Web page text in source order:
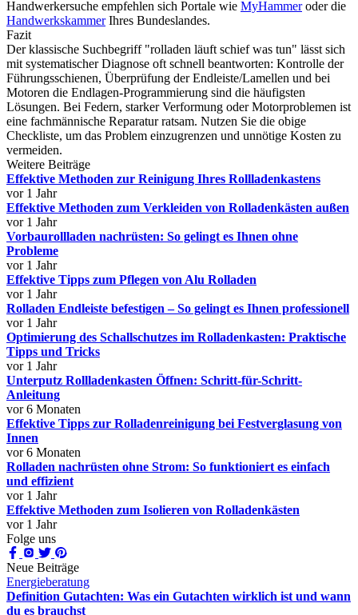
Handwerkersuche empfehlen sich Portale wie MyHammeroder die
HandwerkskammerIhres Bundeslandes.
Fazit
Der klassische Suchbegriff "rolladen läuft schief was tun" lässt sich
mit systematischer Diagnose oft schnell beantworten: Kontrolle der
Führungsschienen, Überprüfung der Endleiste/Lamellen und bei
Motoren die Endlagen-Programmierung sind die häufigsten
Lösungen. Bei Federn, starker Verformung oder Motorproblemen ist
eine fachmännische Reparatur ratsam. Nutzen Sie die obige
Checkliste, um das Problem einzugrenzen und unnötige Kosten zu
vermeiden.
Weitere Beiträge
Effektive Methoden zur Reinigung Ihres Rollladenkastens
vor 1 Jahr
Effektive Methoden zum Verkleiden von Rolladenkästen außen
vor 1 Jahr
Vorbaurollladen nachrüsten: So gelingt es Ihnen ohne
Probleme
vor 1 Jahr
Effektive Tipps zum Pflegen von Alu Rolladen
vor 1 Jahr
Rolladen Endleiste befestigen – So gelingt es Ihnen professionell
vor 1 Jahr
Optimierung des Schallschutzes im Rolladenkasten: Praktische
Tipps und Tricks
vor 1 Jahr
Unterputz Rollladenkasten Öffnen: Schritt-für-Schritt-
Anleitung
vor 6 Monaten
Effektive Tipps zur Rolladenreinigung bei Festverglasung von
Innen
vor 6 Monaten
Rolladen nachrüsten ohne Strom: So funktioniert es einfach
und effizient
vor 1 Jahr
Effektive Methoden zum Isolieren von Rolladenkästen
vor 1 Jahr
Folge uns
Neue Beiträge
Energieberatung
Definition Gutachten: Was ein Gutachten wirklich ist und wann
du es brauchst